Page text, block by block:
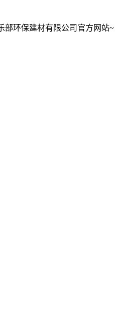
部环保建材有限公司官方网站~